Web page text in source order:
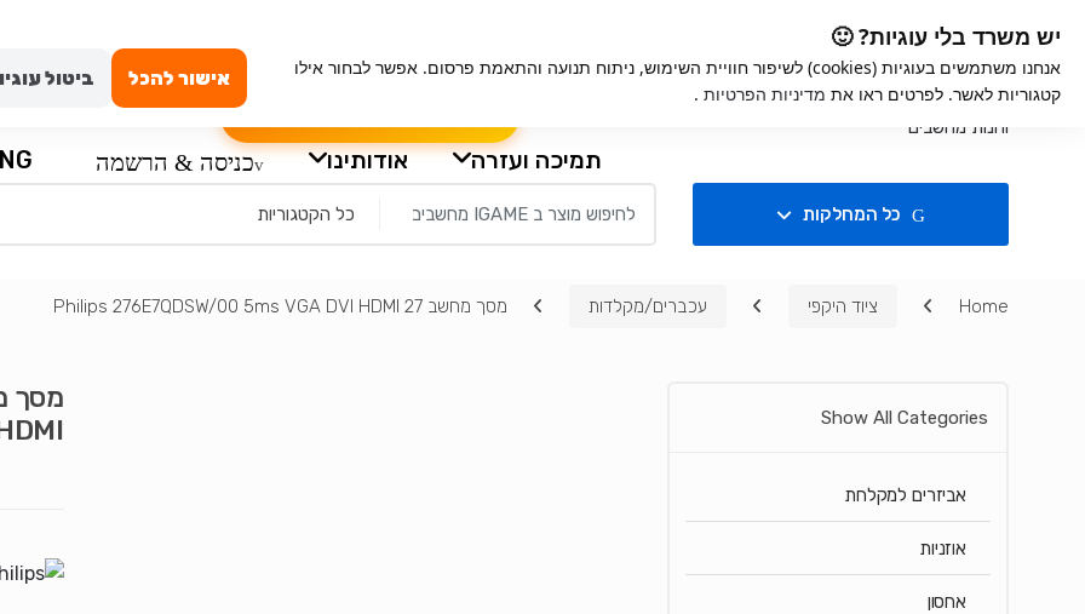
יש משרד בלי עוגיות? 🙂
אנחנו משתמשים בעוגיות (cookies) לשיפור חוויית השימוש, ניתוח תנועה והתאמת פרסום. אפשר לבחור אילו
קטגוריות לאשר. לפרטים ראו את מדיניות הפרטיות .
אישור להכל ביטול
navigation
content
הרכבה עצמית למחשב
שאלון לבקשת
תמיכה ועזרה
אודותינו כניסה & הרשמה
כל המחלקות
Home ציוד היקפי עכברים/מקלדות מסך מחשב 27 Philips 276E7QDSW/00 5ms VGA DVI HDMI
Show All Categories
אביזרים למקלחת
אוזניות
אחסון